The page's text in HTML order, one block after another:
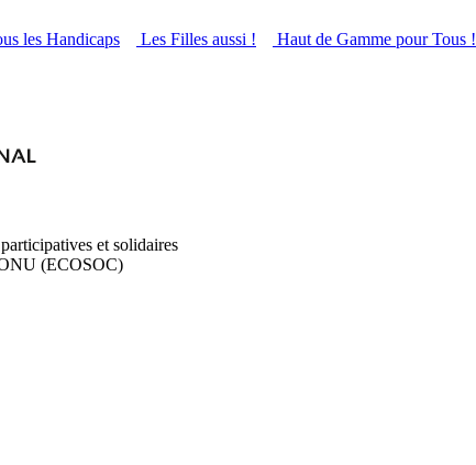
les Handicaps Les Filles aussi ! Haut de Gamme pour Tous !
et solidaires
(ECOSOC)